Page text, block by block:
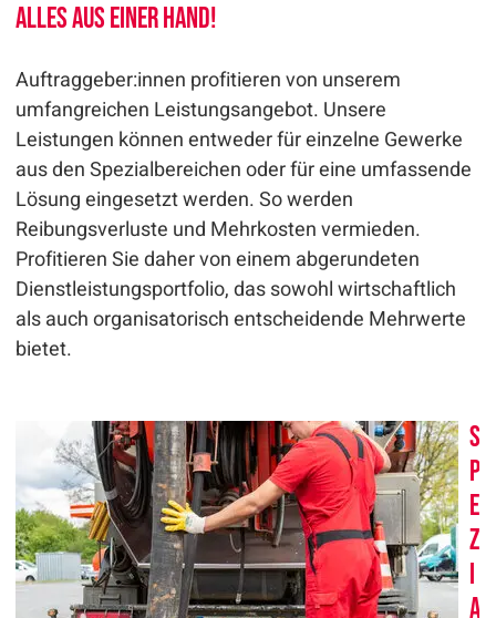
Alles aus einer Hand!
Auftraggeber:innen profitieren von unserem
umfangreichen Leistungsangebot. Unsere
Leistungen können entweder für einzelne Gewerke
aus den Spezialbereichen oder für eine umfassende
Lösung eingesetzt werden. So werden
Reibungsverluste und Mehrkosten vermieden.
Profitieren Sie daher von einem abgerundeten
Dienstleistungsportfolio, das sowohl wirtschaftlich
als auch organisatorisch entscheidende Mehrwerte
bietet.
S
p
e
z
i
a